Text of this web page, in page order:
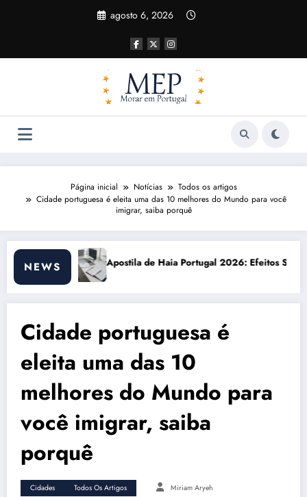
agosto 6, 2026
Página inicial Notícias
Todos os artigos
Cidade portuguesa é eleita uma das 10 melhores do Mundo para você
imigrar, saiba porquê
NEWS
Portugal 2026: Efeitos Surpreendentes e OportunidadesCusto de vida
Cidade portuguesa é
eleita uma das 10
melhores do Mundo para
você imigrar, saiba
porquê
Cidades Todos Os Artigos Miriam Aryeh